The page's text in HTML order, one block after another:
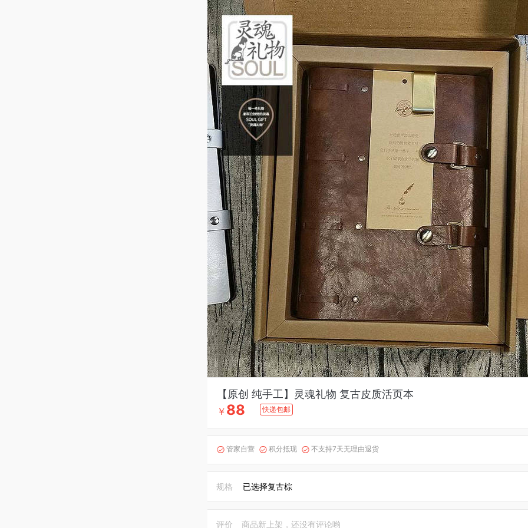
【原创 纯手工】灵魂礼物 复古皮质活页本
￥ 88 快递包邮
 管家自营  积分抵现  不支持7天无理由退货
规格 已选择复古棕
评价 商品新上架，还没有评论哟